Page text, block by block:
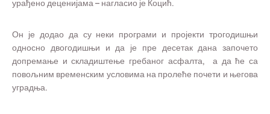
урађено деценијама – нагласио је Коцић.
Он је додао да су неки програми и пројекти трогодишњи
односно двогодишњи и да је пре десетак дана започето
допремање и складиштење гребаног асфалта, а да ће са
повољним временским условима на пролеће почети и његова
уградња.